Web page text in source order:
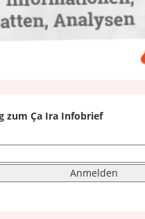
zum Ça Ira Infobrief